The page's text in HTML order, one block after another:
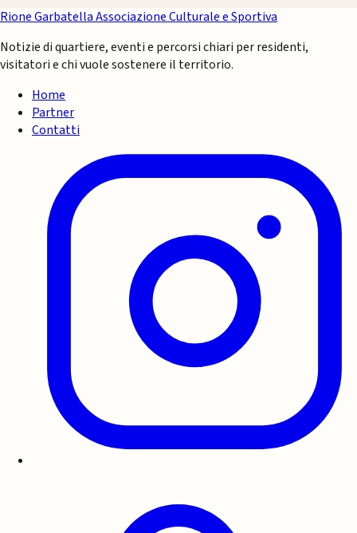
Rione GarbatellaAssociazione Culturale e Sportiva
Notizie di quartiere, eventi e percorsi chiari per residenti,
visitatori e chi vuole sostenere il territorio.
Home
Partner
Contatti